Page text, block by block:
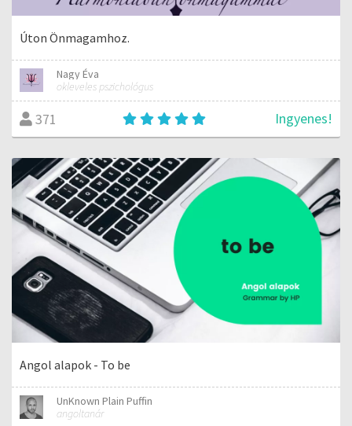
Úton Önmagamhoz.
Nagy Éva
okleveles pszichológus
371 Ingyenes!
Angol alapok - To be
UnKnown Plain Puffin
angoltanár